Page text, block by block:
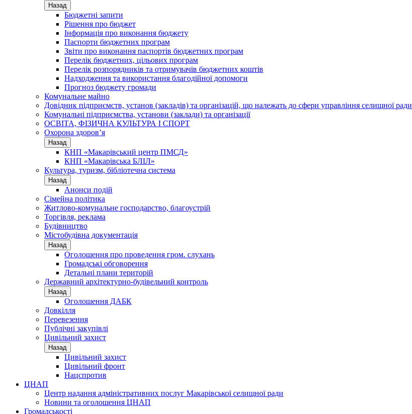
Назад
Бюджетні запити
Рішення про бюджет
Інформація про виконання бюджету
Паспорти бюджетних програм
Звіти про виконання паспортів бюджетних програм
Перелік бюджетних, цільових програм
Перелік розпорядників та отримувачів бюджетних коштів
Надходження та використання благодійної допомоги
Прогноз бюджету громади
Комунальне майно
Довідник підприємств, установ (закладів) та організацій, що належать до сфери управління селищної ради
Комунальні підприємства, установи (заклади) та організації
ОСВІТА, ФІЗИЧНА КУЛЬТУРА І СПОРТ
Охорона здоров’я
Назад
КНП «Макарівський центр ПМСД»
КНП «Макарівська БЛІЛ»
Культура, туризм, бібліотечна система
Назад
Анонси подій
Сімейна політика
Житлово-комунальне господарство, благоустрій
Торгівля, реклама
Будівництво
Містобудівна документація
Назад
Оголошення про проведення гром. слухань
Громадські обговорення
Детальні плани територій
Державний архітектурно-будівельний контроль
Назад
Оголошення ДАБК
Довкілля
Перевезення
Публічні закупівлі
Цивільний захист
Назад
Цивільний захист
Цивільний фронт
Нацспротив
ЦНАП
Центр надання адміністративних послуг Макарівської селищної ради
Новини та оголошення ЦНАП
Громадськості